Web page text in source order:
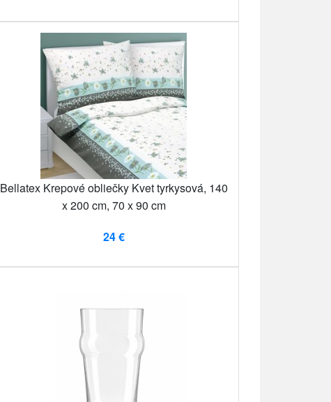
Bellatex Krepové obliečky Kvet tyrkysová, 140
x 200 cm, 70 x 90 cm
24 €